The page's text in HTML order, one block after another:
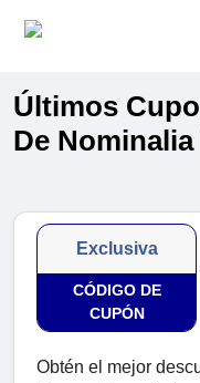
Últimos
De Nominalia
Exclusiva
CÓDIGO DE
CUPÓN
Obtén el mejor